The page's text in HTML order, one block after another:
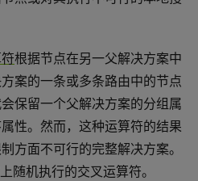
根据节点在另一父解决方案中
案的一条或多条路由中的节点
保留一个父解决方案的分组属
性。然而，这种运算符的结果
方面不可行的完整解决方案。
随机执行的交叉运算符。